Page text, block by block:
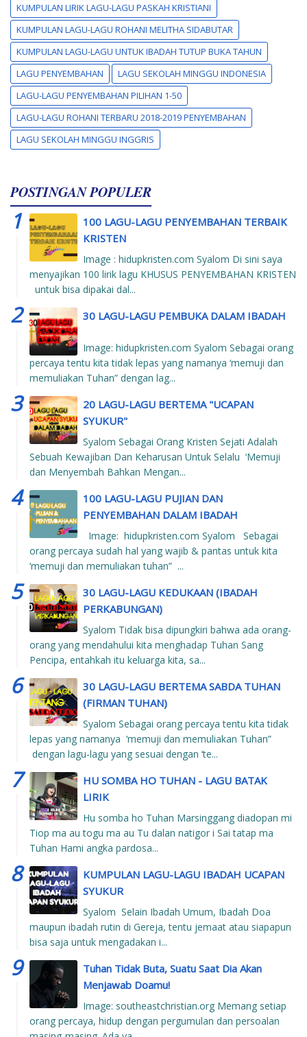
KUMPULAN LIRIK LAGU-LAGU PASKAH KRISTIANI
KUMPULAN LAGU-LAGU ROHANI MELITHA SIDABUTAR
KUMPULAN LAGU-LAGU UNTUK IBADAH TUTUP BUKA TAHUN
LAGU PENYEMBAHAN
LAGU SEKOLAH MINGGU INDONESIA
LAGU-LAGU PENYEMBAHAN PILIHAN 1-50
LAGU-LAGU ROHANI TERBARU 2018-2019 PENYEMBAHAN
LAGU SEKOLAH MINGGU INGGRIS
POSTINGAN POPULER
100 LAGU-LAGU PENYEMBAHAN TERBAIK
KRISTEN
Image : hidupkristen.com Syalom Di sini saya
menyajikan 100 lirik lagu KHUSUS PENYEMBAHAN KRISTEN
untuk bisa dipakai dal...
30 LAGU-LAGU PEMBUKA DALAM IBADAH
Image: hidupkristen.com Syalom Sebagai orang
percaya tentu kita tidak lepas yang namanya ‘memuji dan
memuliakan Tuhan” dengan lag...
20 LAGU-LAGU BERTEMA "UCAPAN
SYUKUR"
Syalom Sebagai Orang Kristen Sejati Adalah
Sebuah Kewajiban Dan Keharusan Untuk Selalu ‘Memuji
dan Menyembah Bahkan Mengan...
100 LAGU-LAGU PUJIAN DAN
PENYEMBAHAN DALAM IBADAH
Image: hidupkristen.com Syalom Sebagai
orang percaya sudah hal yang wajib & pantas untuk kita
‘memuji dan memuliakan tuhan” ...
30 LAGU-LAGU KEDUKAAN (IBADAH
PERKABUNGAN)
Syalom Tidak bisa dipungkiri bahwa ada orang-
orang yang mendahului kita menghadap Tuhan Sang
Pencipa, entahkah itu keluarga kita, sa...
30 LAGU-LAGU BERTEMA SABDA TUHAN
(FIRMAN TUHAN)
Syalom Sebagai orang percaya tentu kita tidak
lepas yang namanya ‘memuji dan memuliakan Tuhan”
dengan lagu-lagu yang sesuai dengan ‘te...
HU SOMBA HO TUHAN - LAGU BATAK
LIRIK
Hu somba ho Tuhan Marsinggang diadopan mi
Tiop ma au togu ma au Tu dalan natigor i Sai tatap ma
Tuhan Hami angka pardosa...
KUMPULAN LAGU-LAGU IBADAH UCAPAN
SYUKUR
Syalom Selain Ibadah Umum, Ibadah Doa
maupun ibadah rutin di Gereja, tentu jemaat atau siapapun
bisa saja untuk mengadakan i...
Tuhan Tidak Buta, Suatu Saat Dia Akan
Menjawab Doamu!
Image: southeastchristian.org Memang setiap
orang percaya, hidup dengan pergumulan dan persoalan